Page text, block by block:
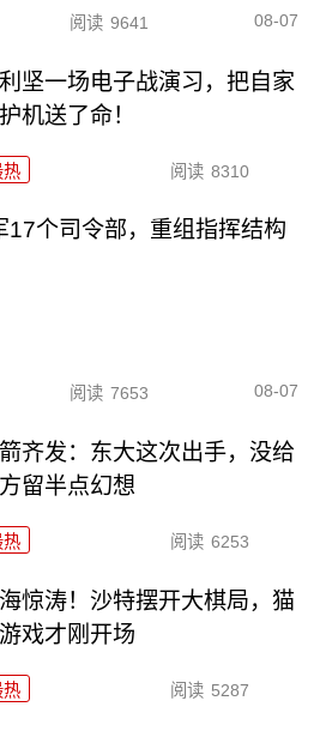
阅读 9641 08-07
坚一场电子战演习，把自家
机送了命！
热 阅读 8310
17个司令部，重组指挥结构
阅读 7653 08-07
齐发：东大这次出手，没给
留半点幻想
热 阅读 6253
惊涛！沙特摆开大棋局，猫
戏才刚开场
热 阅读 5287